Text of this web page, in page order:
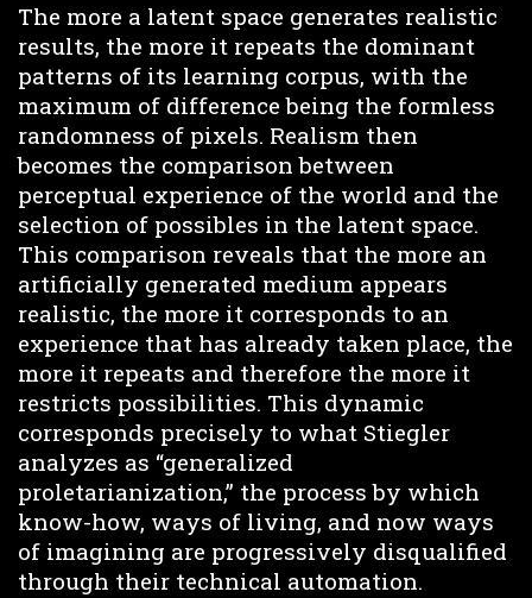
The more a latent space generates realistic
results, the more it repeats the dominant
patterns of its learning corpus, with the
maximum of difference being the formless
randomness of pixels. Realism then
becomes the comparison between
perceptual experience of the world and the
selection of possibles in the latent space.
This comparison reveals that the more an
artificially generated medium appears
realistic, the more it corresponds to an
experience that has already taken place, the
more it repeats and therefore the more it
restricts possibilities. This dynamic
corresponds precisely to what Stiegler
analyzes as “generalized
proletarianization,” the process by which
know-how, ways of living, and now ways
of imagining are progressively disqualified
through their technical automation.